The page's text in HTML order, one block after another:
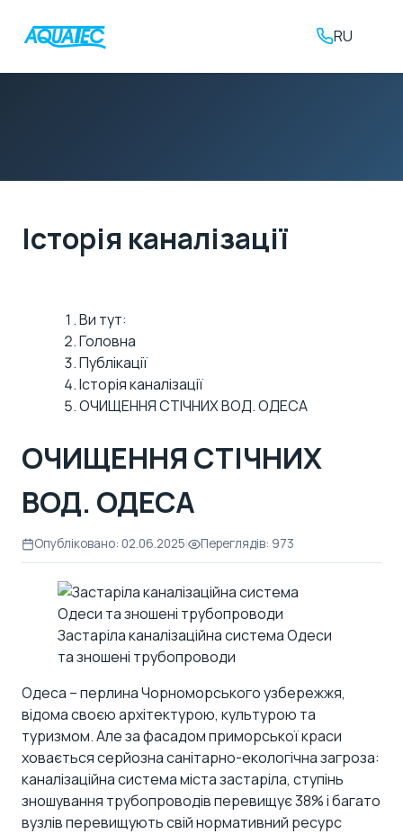
RU
Історія каналізації
Ви тут:
Головна
Публікації
Історія каналізації
ОЧИЩЕННЯ СТІЧНИХ ВОД. ОДЕСА
ОЧИЩЕННЯ СТІЧНИХ
ВОД. ОДЕСА
Опубліковано: 02.06.2025| Переглядів: 973
Застаріла каналізаційна система Одеси
та зношені трубопроводи
Одеса – перлина Чорноморського узбережжя,
відома своєю архітектурою, культурою та
туризмом. Але за фасадом приморської краси
ховається серйозна санітарно-екологічна загроза:
каналізаційна система міста застаріла, ступінь
зношування трубопроводів перевищує 38% і багато
вузлів перевищують свій нормативний ресурс